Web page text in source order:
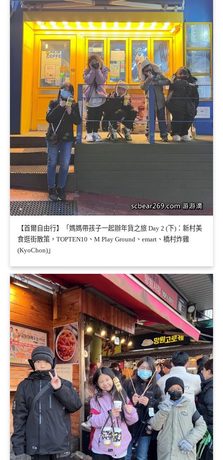
【首爾自由行】「媽媽帶孩子一起辦年貨之旅 Day 2 (下)：新村美
食逛街散策，TOPTEN10、M Play Ground、emart、橋村炸雞
(KyoChon)」